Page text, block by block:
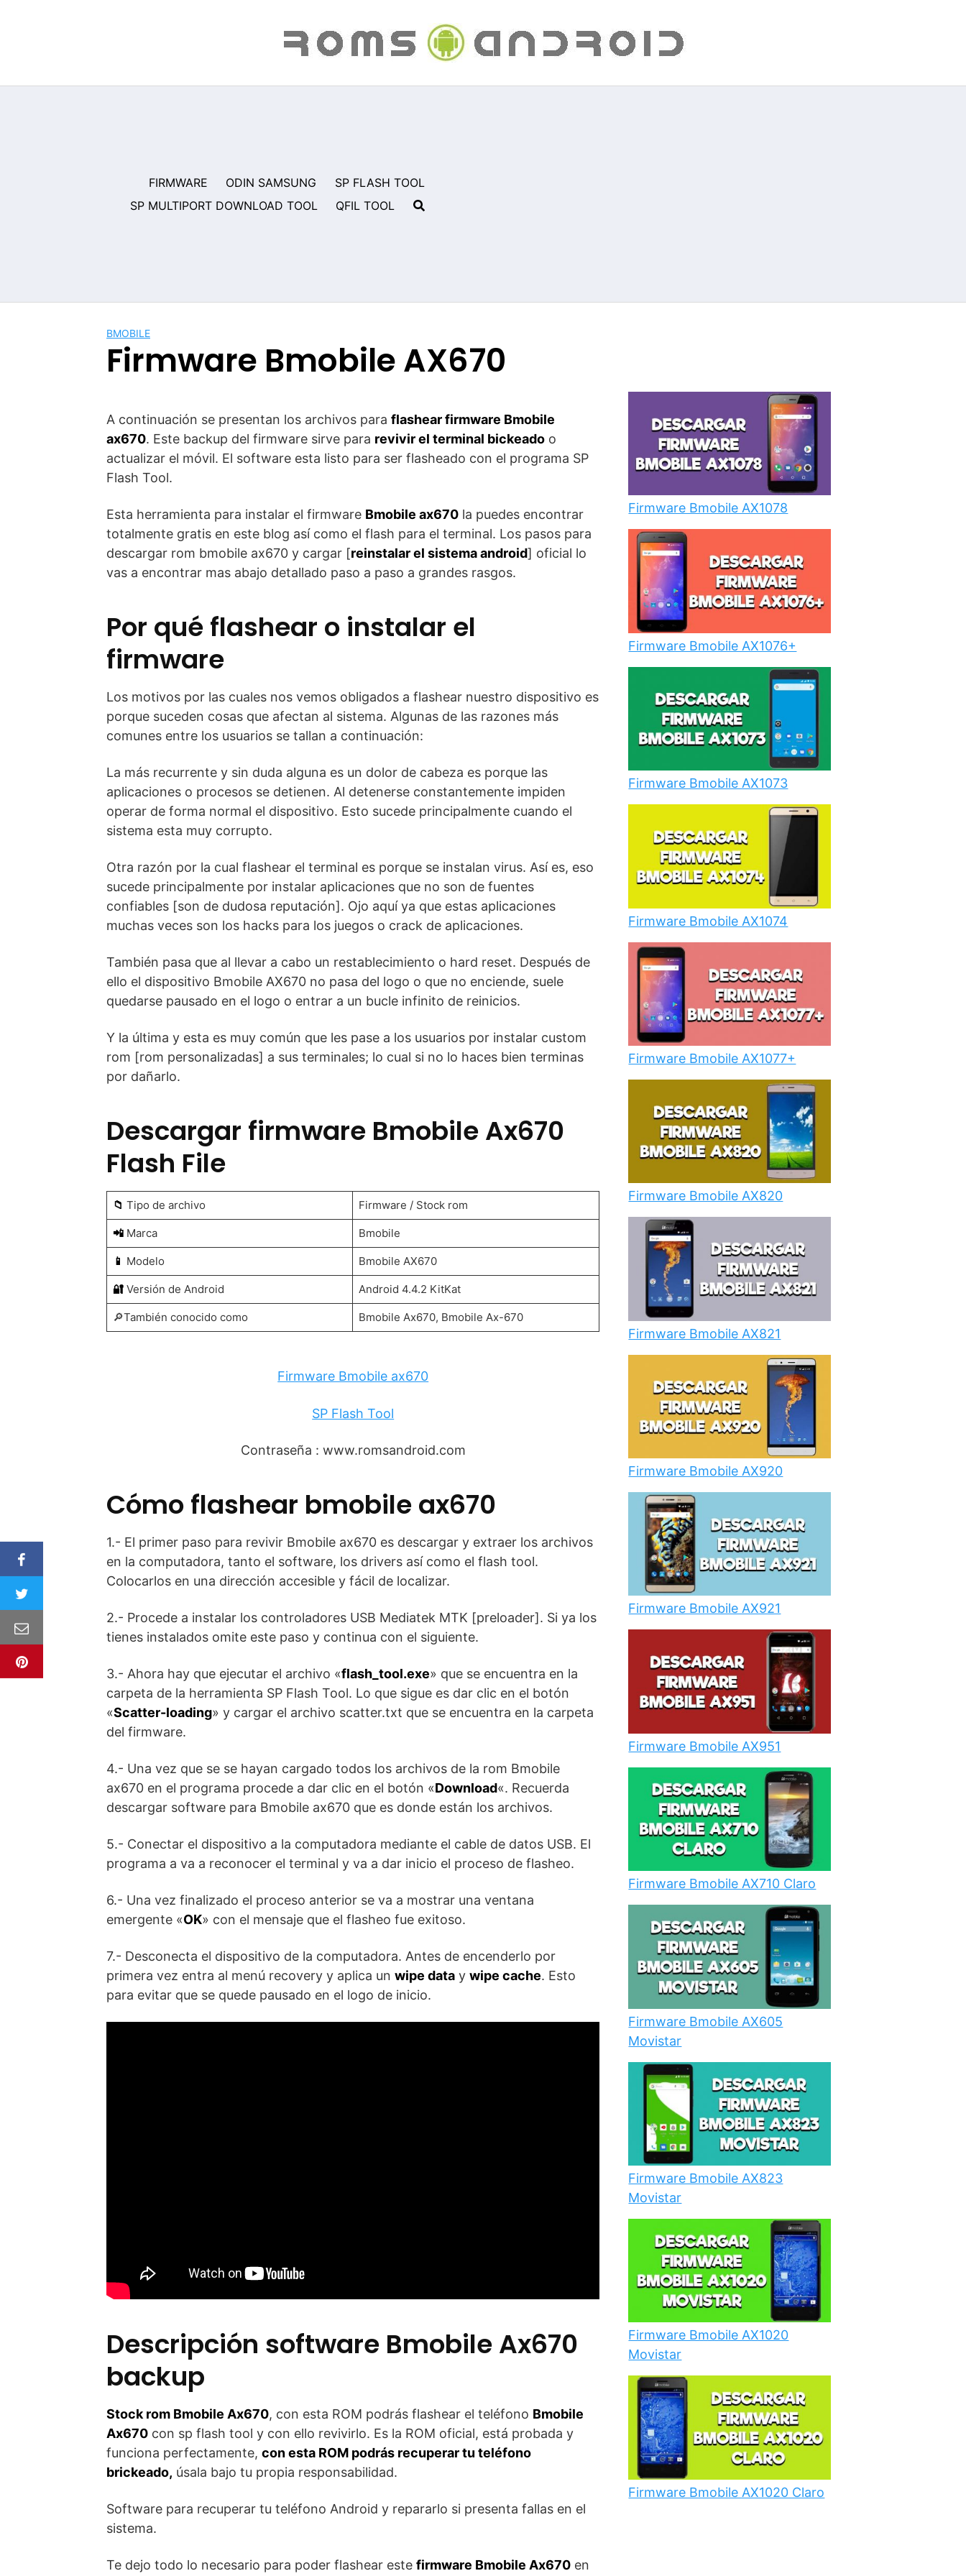
FIRMWARE ODIN SAMSUNG
SP FLASH TOOL
SP MULTIPORT DOWNLOAD TOOL
QFIL TOOL
BMOBILE
Firmware Bmobile AX670
A continuación se presentan los archivos para flashear firmware Bmobile
ax670. Este backup del firmware sirve para revivir el terminal bickeado o
actualizar el móvil. El software esta listo para ser flasheado con el programa SP
Flash Tool.
Esta herramienta para instalar el firmware Bmobile ax670 la puedes encontrar
totalmente gratis en este blog así como el flash para el terminal. Los pasos para
descargar rom bmobile ax670 y cargar [reinstalar el sistema android] oficial lo
vas a encontrar mas abajo detallado paso a paso a grandes rasgos.
Por qué flashear o instalar el
firmware
Los motivos por las cuales nos vemos obligados a flashear nuestro dispositivo es
porque suceden cosas que afectan al sistema. Algunas de las razones más
comunes entre los usuarios se tallan a continuación:
La más recurrente y sin duda alguna es un dolor de cabeza es porque las
aplicaciones o procesos se detienen. Al detenerse constantemente impiden
operar de forma normal el dispositivo. Esto sucede principalmente cuando el
sistema esta muy corrupto.
Otra razón por la cual flashear el terminal es porque se instalan virus. Así es, eso
sucede principalmente por instalar aplicaciones que no son de fuentes
confiables [son de dudosa reputación]. Ojo aquí ya que estas aplicaciones
muchas veces son los hacks para los juegos o crack de aplicaciones.
También pasa que al llevar a cabo un restablecimiento o hard reset. Después de
ello el dispositivo Bmobile AX670 no pasa del logo o que no enciende, suele
quedarse pausado en el logo o entrar a un bucle infinito de reinicios.
Y la última y esta es muy común que les pase a los usuarios por instalar custom
rom [rom personalizadas] a sus terminales; lo cual si no lo haces bien terminas
por dañarlo.
Descargar firmware Bmobile Ax670
Flash File
📁 Tipo de archivo Firmware / Stock rom
📲Marca Bmobile
📱 Modelo Bmobile AX670
🔐Versión de Android Android 4.4.2 KitKat
🔎También conocido como Bmobile Ax670, Bmobile Ax-670
Firmware Bmobile ax670
SP Flash Tool
Contraseña : www.romsandroid.com
Cómo flashear bmobile ax670
1.- El primer paso para revivir Bmobile ax670 es descargar y extraer los archivos
en la computadora, tanto el software, los drivers así como el flash tool.
Colocarlos en una dirección accesible y fácil de localizar.
2.- Procede a instalar los controladores USB Mediatek MTK [preloader]. Si ya los
tienes instalados omite este paso y continua con el siguiente.
3.- Ahora hay que ejecutar el archivo «flash_tool.exe» que se encuentra en la
carpeta de la herramienta SP Flash Tool. Lo que sigue es dar clic en el botón
«Scatter-loading» y cargar el archivo scatter.txt que se encuentra en la carpeta
del firmware.
4.- Una vez que se se hayan cargado todos los archivos de la rom Bmobile
ax670 en el programa procede a dar clic en el botón «Download«. Recuerda
descargar software para Bmobile ax670 que es donde están los archivos.
5.- Conectar el dispositivo a la computadora mediante el cable de datos USB. El
programa a va a reconocer el terminal y va a dar inicio el proceso de flasheo.
6.- Una vez finalizado el proceso anterior se va a mostrar una ventana
emergente «OK» con el mensaje que el flasheo fue exitoso.
7.- Desconecta el dispositivo de la computadora. Antes de encenderlo por
primera vez entra al menú recovery y aplica un wipe data y wipe cache. Esto
para evitar que se quede pausado en el logo de inicio.
Descripción software Bmobile Ax670
backup
Stock rom Bmobile Ax670, con esta ROM podrás flashear el teléfono Bmobile
Ax670 con sp flash tool y con ello revivirlo. Es la ROM oficial, está probada y
funciona perfectamente, con esta ROM podrás recuperar tu teléfono
brickeado, úsala bajo tu propia responsabilidad.
Software para recuperar tu teléfono Android y repararlo si presenta fallas en el
sistema.
Te dejo todo lo necesario para poder flashear este firmware Bmobile Ax670 en
Firmware Bmobile AX1078
Firmware Bmobile AX1076+
Firmware Bmobile AX1073
Firmware Bmobile AX1074
Firmware Bmobile AX1077+
Firmware Bmobile AX820
Firmware Bmobile AX821
Firmware Bmobile AX920
Firmware Bmobile AX921
Firmware Bmobile AX951
Firmware Bmobile AX710 Claro
Firmware Bmobile AX605
Movistar
Firmware Bmobile AX823
Movistar
Firmware Bmobile AX1020
Movistar
Firmware Bmobile AX1020 Claro